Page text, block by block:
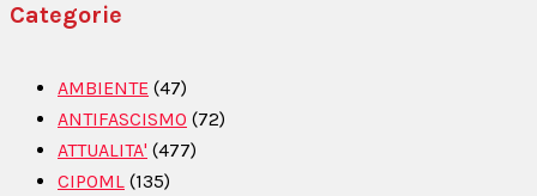
Categorie
AMBIENTE (47)
ANTIFASCISMO (72)
ATTUALITA' (477)
CIPOML (135)